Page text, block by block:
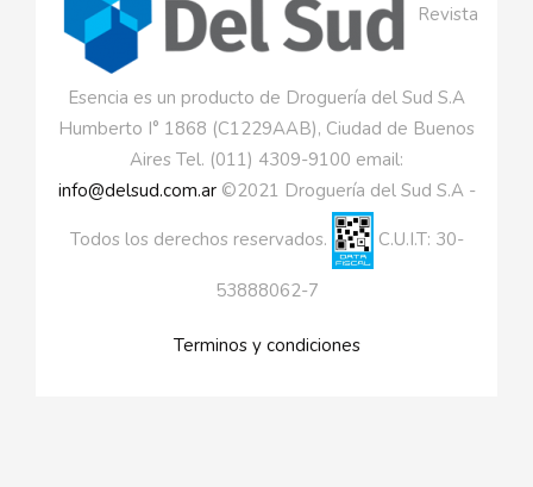
Revista
Esencia es un producto de Droguería del Sud S.A
Humberto I° 1868 (C1229AAB), Ciudad de Buenos
Aires Tel. (011) 4309-9100 email:
info@delsud.com.ar©2021 Droguería del Sud S.A -
Todos los derechos reservados. C.U.I.T: 30-
53888062-7
Terminos y condiciones